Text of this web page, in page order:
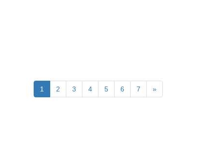
1 2 3 4 5 6 7 »